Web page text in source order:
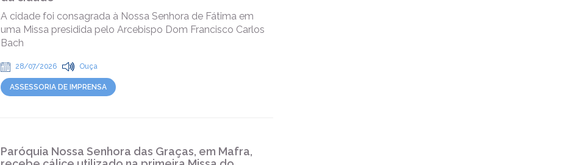
A cidade foi consagrada à Nossa Senhora de Fátima em
uma Missa presidida pelo Arcebispo Dom Francisco Carlos
Bach
28/07/2026 Ouça
ASSESSORIA DE IMPRENSA
Paróquia Nossa Senhora das Graças, em Mafra,